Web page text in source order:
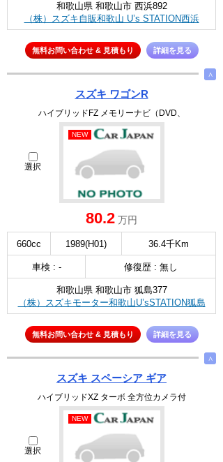
和歌山県 和歌山市 西浜892
（株）スズキ自販和歌山 U’s STATION西浜
無料お問い合わせ & 見積もり 詳細を見る
∧
スズキ ワゴンR
ハイブリッドFZ メモリーナビ（DVD、
選択
NEW
80.2 万円
660cc 1989(H01) 36.4千Km
車検 : - 修復歴 : 無し
和歌山県 和歌山市 狐島377
（株）スズキモーター和歌山U’sSTATION狐島
無料お問い合わせ & 見積もり 詳細を見る
∧
スズキ スペーシア ギア
ハイブリッドXZ ターボ 全方位カメラ付
選択
NEW